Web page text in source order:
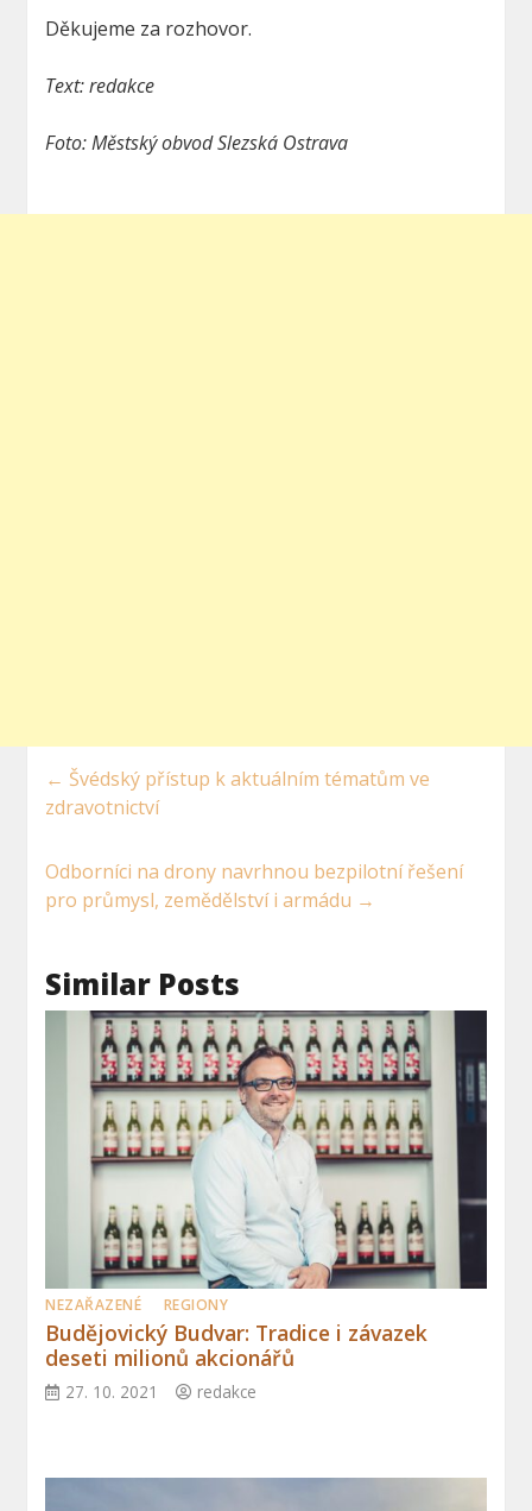
Děkujeme za rozhovor.
Text: redakce
Foto: Městský obvod Slezská Ostrava
← Švédský přístup k aktuálním tématům ve
zdravotnictví
Odborníci na drony navrhnou bezpilotní řešení
pro průmysl, zemědělství i armádu →
Similar Posts
NEZAŘAZENÉ REGIONY
Budějovický Budvar: Tradice i závazek
deseti milionů akcionářů
27. 10. 2021 redakce